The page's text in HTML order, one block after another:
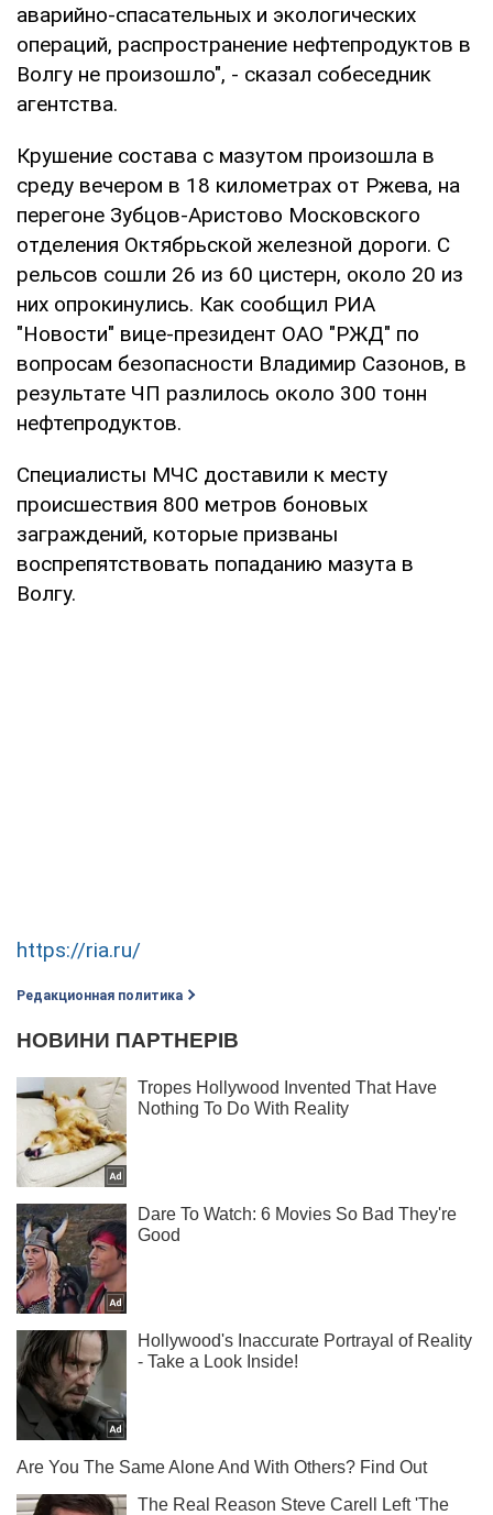
аварийно-спасательных и экологических
операций, распространение нефтепродуктов в
Волгу не произошло", - сказал собеседник
агентства.
Крушение состава с мазутом произошла в
среду вечером в 18 километрах от Ржева, на
перегоне Зубцов-Аристово Московского
отделения Октябрьской железной дороги. С
рельсов сошли 26 из 60 цистерн, около 20 из
них опрокинулись. Как сообщил РИА
"Новости" вице-президент ОАО "РЖД" по
вопросам безопасности Владимир Сазонов, в
результате ЧП разлилось около 300 тонн
нефтепродуктов.
Специалисты МЧС доставили к месту
происшествия 800 метров боновых
заграждений, которые призваны
воспрепятствовать попаданию мазута в
Волгу.
https://ria.ru/
Редакционная политика